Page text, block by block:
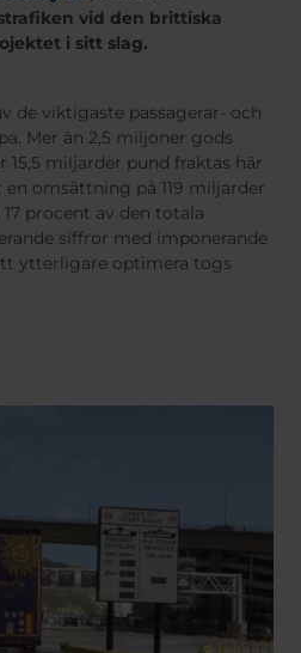
Suomi
Magyar
Español
Albania
Czech Republic
France
Greece
Italy
Latvia
Netherlands
Ukraine
Rest of the
world
vid den brittiska
i sitt slag.
de viktigaste passagerar- och
Mer än 2,5 miljoner gods
miljarder pund fraktas här
omsättning på 119 miljarder
procent av den totala
siffror med imponerande
ytterligare optimera togs